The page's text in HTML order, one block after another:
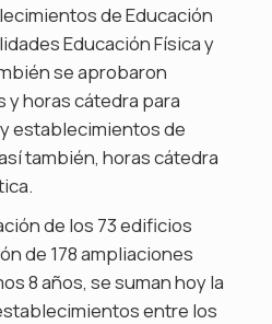
de Educación
Educación Física y
se aprobaron
horas cátedra para
establecimientos de
también, horas cátedra
de los 73 edificios
de 178 ampliaciones
8 años, se suman hoy la
entre los